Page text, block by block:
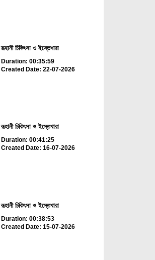
রূহানী চিকিৎসা ও ইস্তেখারা
Duration: 00:35:59
Created Date: 22-07-2026
রূহানী চিকিৎসা ও ইস্তেখারা
Duration: 00:41:25
Created Date: 16-07-2026
রূহানী চিকিৎসা ও ইস্তেখারা
Duration: 00:38:53
Created Date: 15-07-2026